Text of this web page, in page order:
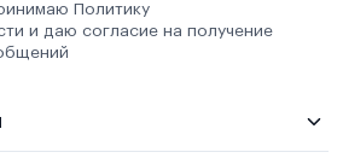
Политику
и даю согласие на получение